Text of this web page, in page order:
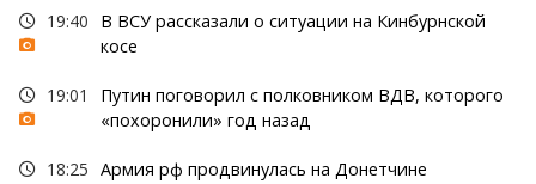
19:40
В ВСУ рассказали о ситуации на Кинбурнской
косе
19:01
Путин поговорил с полковником ВДВ, которого
«похоронили» год назад
18:25 Армия рф продвинулась на Донетчине